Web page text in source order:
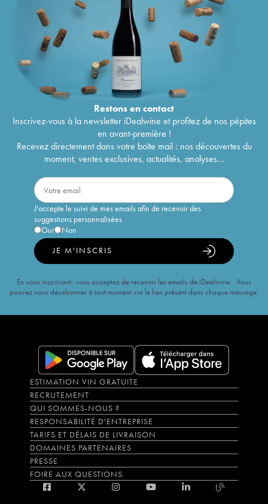
Restons encontact
Inscrivez-vous à la newsletter iDealwine et profitez de nos pépites
en avant-première !
Recevez directement dans votre boîte mail : nos découvertes du
moment, ventes exclusives, actualités, analyses...
J'accepte le suivi de mes emails afin de recevoir des
suggestions personnalisées
Oui
Non
JE M'INSCRIS
En vous inscrivant, vous acceptez de recevoir les emails de iDealwine. Vous
pouvez vous désabonner à tout moment via le lien présent dans chaque message.
ESTIMATION VIN GRATUITE
RECRUTEMENT
QUI SOMMES-NOUS ?
RESPONSABILITÉ D'ENTREPRISE
TARIFS ET DÉLAIS DE LIVRAISON
DOMAINES PARTENAIRES
PRESSE
FOIRE AUX QUESTIONS